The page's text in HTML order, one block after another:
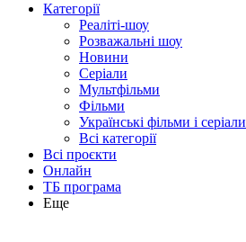
Категорії
Реаліті-шоу
Розважальні шоу
Новини
Серіали
Мультфільми
Фільми
Українські фільми і серіали
Всі категорії
Всі проєкти
Онлайн
ТБ програма
Еще